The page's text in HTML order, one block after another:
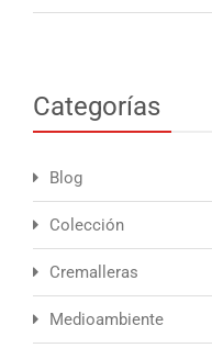
Categorías
Blog
Colección
Cremalleras
Medioambiente